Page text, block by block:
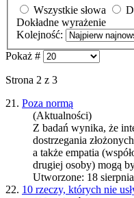
Wszystkie słowa
Dokładne wyrażenie
Kolejność:
Pokaż #
Strona 2 z 3
21. Poza normą
(Aktualności)
Z badań wynika, że
dostrzegania
a także empatia
drugiej osoby) mogą
Utworzone: 18
22. 10 rzeczy, których nie